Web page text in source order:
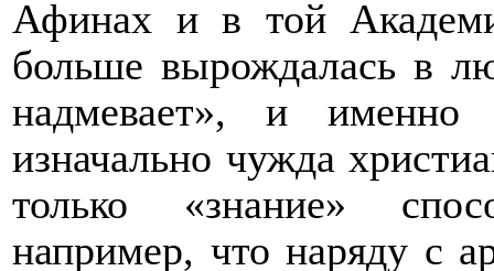
Афинах и в той
больше вырождалась в
надмевает», и именно
изначально чужда
только «знание»
например, что наряду с